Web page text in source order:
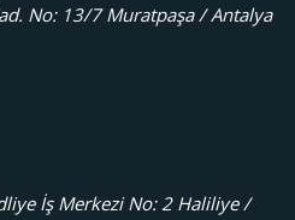
No: 13/7 Muratpaşa / Antalya
İş Merkezi No: 2 Haliliye /